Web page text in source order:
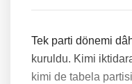
Tek parti dönemi
kuruldu. Kimi
kimi de tabela